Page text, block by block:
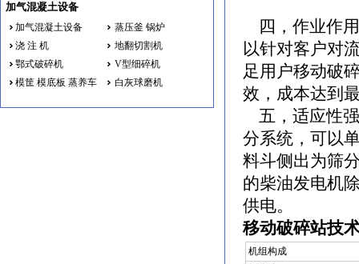
四，作业作
以针对客户对
足用户移动破
效，成本达到
五，适应性强
分系统，可以
料斗侧出为筛
的柴油发电机
供电。
移动破碎站技
机组构成
加气混凝土设备
加气混凝土设备
蒸压釜 锅炉
浇 注 机
地翻切割机
鄂式破碎机
V型细碎机
模筐 模底板 蒸养车
白灰球磨机